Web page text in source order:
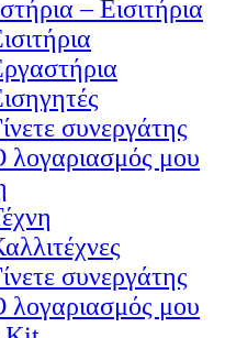
– Εισιτήρια
συνεργάτης
λογαριασμός μου
συνεργάτης
λογαριασμός μου